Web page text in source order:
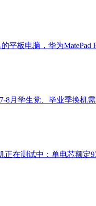
平板电脑，华为MatePad
8月学生党、毕业季换机
在测试中：单电芯额定